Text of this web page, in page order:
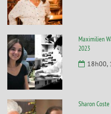
Maximilien
2023
18h00,
Sharon